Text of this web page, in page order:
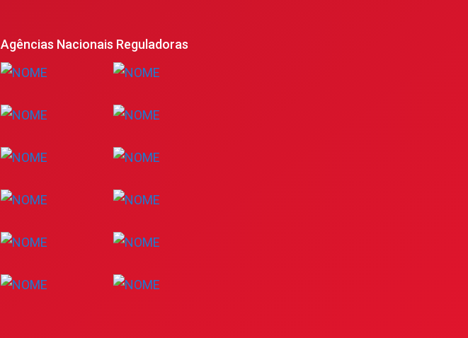
Agências Nacionais Reguladoras